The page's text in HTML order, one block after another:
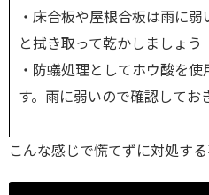
・床合板や屋根合板は雨に
と拭き取って乾かしましょう
・防蟻処理としてホウ酸を
す。雨に弱いので確認してお
こんな感じで慌てずに対処する